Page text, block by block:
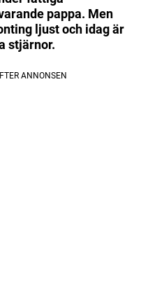
pappa. Men
ljust och idag är
stjärnor.